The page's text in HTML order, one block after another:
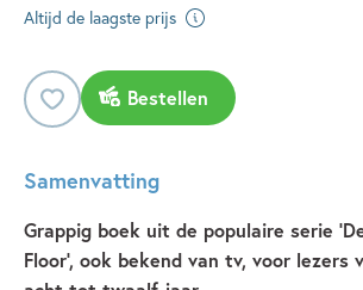
Altijd de laagste prijs
Bestellen
Samenvatting
Grappig boek uit de populaire serie
Floor', ook bekend van tv, voor lezers